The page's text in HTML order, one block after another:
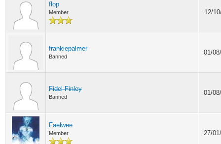
flop
Member 12/
frankiepalmer
Banned
01/
Fidel Finley
Banned
01/
Faelwee
Member 27/